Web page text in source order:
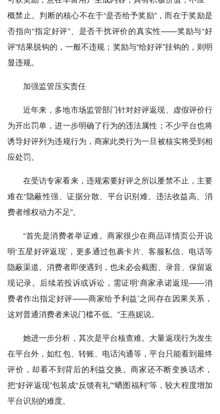
概禁止。判断的核心不在于“是否给予奖励”，而在于奖励是
否指向“指定好评”、是否干扰评价的真实性——奖励与“好
评”结果脱钩的，一般不违规；奖励与“给好评”挂钩的，则明
显违规。
加强监管压实责任
近年来，多地市场监管部门针对好评返现、虚假评价行
为开出罚单，进一步明确了行为的违法属性；不少平台也将
诱导好评列为违规行为，商家此类行为一旦被核实将受到相
应处罚。
在受访专家看来，违规索要好评之所以屡禁不止，主要
难在“隐蔽性强、证据分散、平台识别难、违法收益高、消
费者维权动力不足”。
“首先是消费者举证难。商家很少在商品详情页公开说
明‘五星好评返现’，更多通过包裹卡片、客服私信、电话等
隐蔽渠道。消费者即便遇到，也未必会截图、录音、保留返
现记录。后续若投诉或诉讼，需证明‘商家承诺返现——消
费者作出指定好评——商家给予利益’之间存在因果关系，
这对普通消费者来说门槛不低。”王燕妮说。
她进一步分析，其次是平台核查难。大量返现行为发生
在平台外，如红包、转账、电话沟通等，平台只能看到最终
评价，却看不到背后的利益交换。商家还不断变换话术，
把“好评返现”包装成“反馈有礼”“晒图福利”等，较大程度增加
平台识别的难度。